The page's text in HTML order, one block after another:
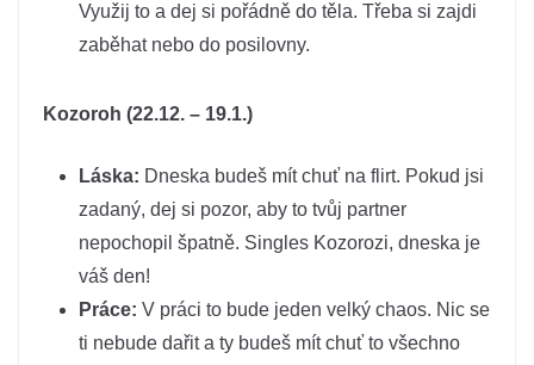
Využij to a dej si pořádně do těla. Třeba si zajdi
zaběhat nebo do posilovny.
Kozoroh (22.12. – 19.1.)
Láska: Dneska budeš mít chuť na flirt. Pokud jsi
zadaný, dej si pozor, aby to tvůj partner
nepochopil špatně. Singles Kozorozi, dneska je
váš den!
Práce: V práci to bude jeden velký chaos. Nic se
ti nebude dařit a ty budeš mít chuť to všechno